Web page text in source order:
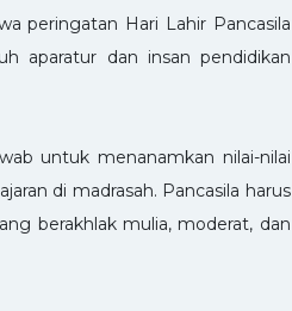
peringatan Hari Lahir Pancasila
aparatur dan insan pendidikan
untuk menanamkan nilai-nilai
di madrasah. Pancasila harus
berakhlak mulia, moderat, dan